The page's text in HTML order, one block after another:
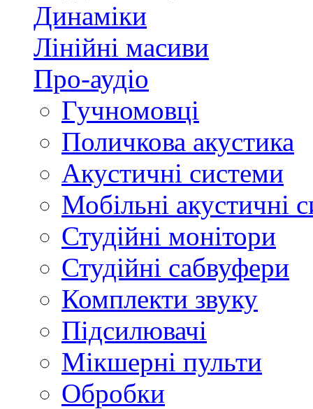
Динаміки
Лінійні масиви
Про-аудіо
Гучномовці
Поличкова акустика
Акустичні системи
Мобільні акустичні
Студійні монітори
Студійні сабвуфери
Комплекти звуку
Підсилювачі
Мікшерні пульти
Обробки